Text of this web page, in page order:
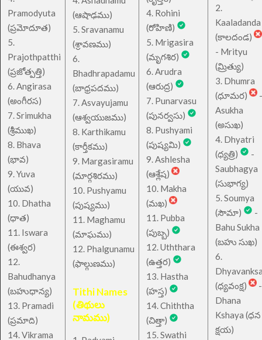
Pramodyuta
(ప్రమోదూత)
5.
Prajothpatthi
(ప్రజోత్పత్తి)
6. Angirasa
(అంగీరస)
7. Srimukha
(శ్రీముఖ)
8. Bhava
(భావ)
9. Yuva
(యువ)
10. Dhatha
(ధాత)
11. Iswara
(ఈశ్వర)
12.
Bahudhanya
(బహుధాన్య)
13. Pramadi
(ప్రమాది)
14. Vikrama
(ఆషాఢము)
5. Sravanamu
(శ్రావణము)
6.
Bhadhrapadamu
(బాధ్రపదము)
7. Asvayujamu
(ఆశ్వయుజము)
8. Karthikamu
(కార్తీకము)
9. Margasiramu
(మార్గశిరము)
10. Pushyamu
(పుష్యము)
11. Maghamu
(మాఘము)
12. Phalgunamu
(ఫాల్గుణము)
Tithi Names
(తిథులు
నామము)
4. Rohini
(రోహిణి)
5. Mrigasira
(మృగశిర)
6. Arudra
(ఆరుద్ర)
7. Punarvasu
(పునర్వసు)
8. Pushyami
(పుష్యమి)
9. Ashlesha
(ఆశ్లేష)
10. Makha
(మఖ)
11. Pubba
(పుబ్బ)
12. Uththara
(ఉత్తర)
13. Hastha
(హస్త)
14. Chiththa
(చిత్తా)
15. Swathi
2.
Kaaladanda
(కాలదండ)
- Mrityu
(మ్రిత్యు)
3. Dhumra
(ధూమర)
-
Asukha
(అసుఖ)
4. Dhyatri
(ధ్యత్రి)
-
Saubhagya
(సుభాగ్య)
5. Soumya
(సౌమా)
-
Bahu Sukha
(బహు సుఖ)
6.
(ధ్యవంక్ష)
-
Dhana
Kshaya (ధన
క్షయ)